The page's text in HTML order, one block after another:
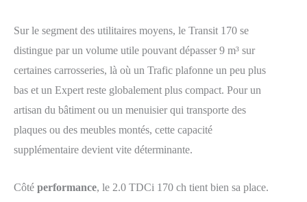
Sur le segment des utilitaires moyens, le Transit 170 se
distingue par un volume utile pouvant dépasser 9 m³ sur
certaines carrosseries, là où un Trafic plafonne un peu plus
bas et un Expert reste globalement plus compact. Pour un
artisan du bâtiment ou un menuisier qui transporte des
plaques ou des meubles montés, cette capacité
supplémentaire devient vite déterminante.
Côté performance, le 2.0 TDCi 170 ch tient bien sa place.